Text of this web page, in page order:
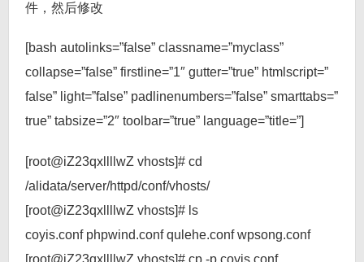
件，然后修改
[bash autolinks=”false” classname=”myclass”
collapse=”false” firstline=”1″ gutter=”true” htmlscript=”
false” light=”false” padlinenumbers=”false” smarttabs=”
true” tabsize=”2″ toolbar=”true” language=”title=”]
[root@iZ23qxllllwZ vhosts]# cd
/alidata/server/httpd/conf/vhosts/
[root@iZ23qxllllwZ vhosts]# ls
coyis.conf phpwind.conf qulehe.conf wpsong.conf
[root@iZ23qxllllwZ vhosts]# cp -p coyis.conf